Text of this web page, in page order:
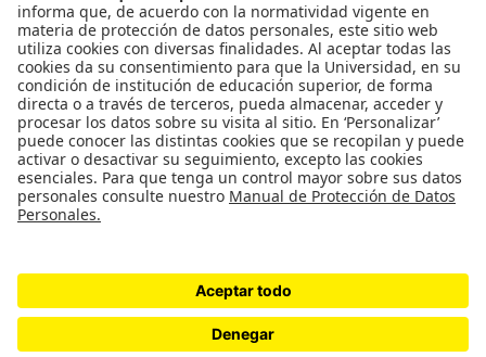
Información de contacto
info@aneia.edu.co
Bogotá, Colombia
Enlaces de interés
Iniciar sesión
Política de tratamiento de datos personales
Contacto
Universidad de los Andes | Vigilada Mineducación
Reconocimiento como Universidad: Decreto 1297 del 30 de mayo de 1964.
Reconocimiento personería jurídica: Resolución 28 del 23 de febrero de 1949